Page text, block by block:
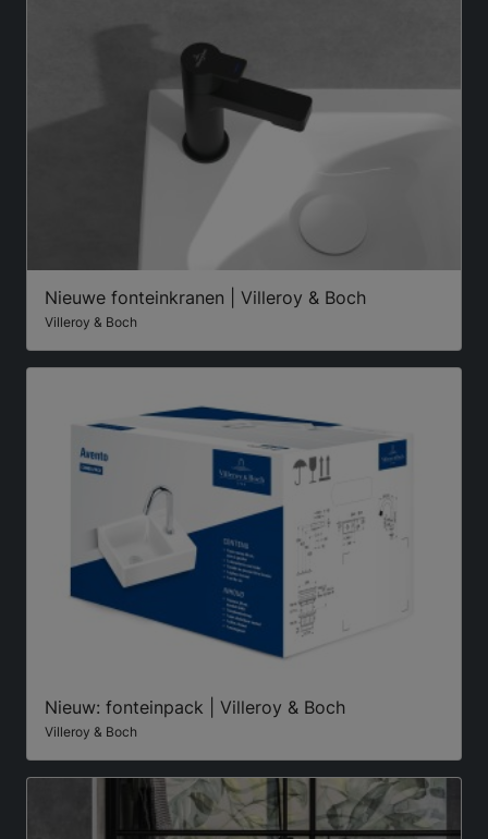
Nieuwe fonteinkranen | Villeroy & Boch
Villeroy & Boch
Nieuw: fonteinpack | Villeroy & Boch
Villeroy & Boch